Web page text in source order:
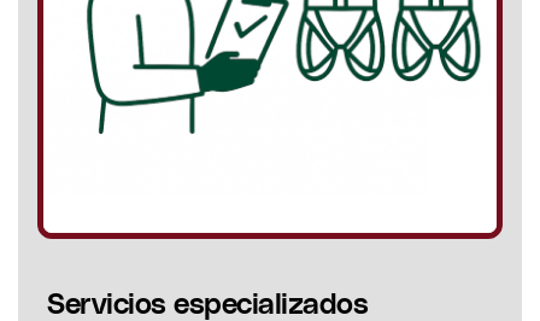
Servicios especializados